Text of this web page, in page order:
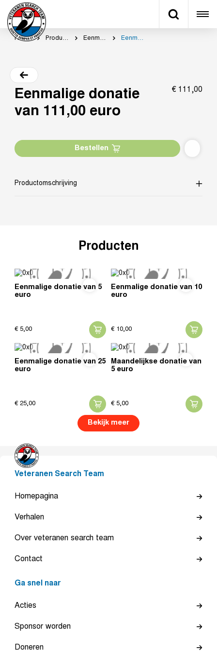
Home Productcategorie Eenmalig doneren Eenmalige donatie van 111,00 euro
Eenmalige donatie
van 111,00 euro
€ 111,00
Bestellen
Productomschrijving
Producten
Eenmalige donatie van 5
euro
€ 5,00
Eenmalige donatie van 10
euro
€ 10,00
Eenmalige donatie van 25
euro
€ 25,00
Maandelijkse donatie van
5 euro
€ 5,00
Bekijk meer
Veteranen Search Team
Homepagina
Verhalen
Over veteranen search team
Contact
Ga snel naar
Acties
Sponsor worden
Doneren